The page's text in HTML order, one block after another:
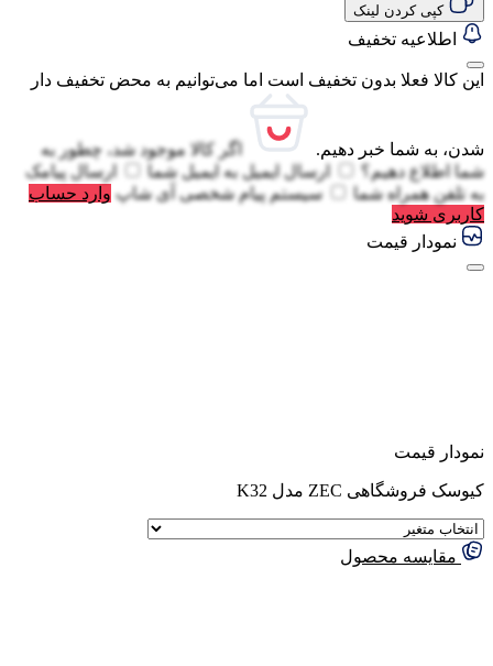
کپی کردن لینک
اطلاعیه تخفیف
این کالا فعلا بدون تخفیف است اما می‌توانیم به محض تخفیف دار
شدن، به شما خبر دهیم.
اگر کالا موجود شد، چطور به
شما اطلاع دهیم؟
ارسال ایمیل به ایمیل شما
ارسال پیامک
به تلفن همراه شما سیستم پیام شخصی آی شاپ وارد حساب
کاربری شوید
نمودار قیمت
نمودار قیمت
کیوسک فروشگاهی ZEC مدل K32
مقایسه محصول